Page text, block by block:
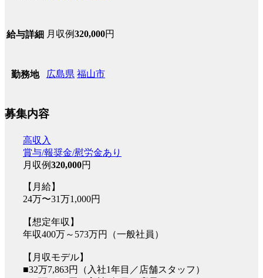
給与詳細 月収例320,000円
勤務地 広島県 福山市
募集内容
高収入
賞与/報奨金/慰労金あり
月収例320,000円
【月給】
24万〜31万1,000円
【想定年収】
年収400万～573万円（一般社員）
【月収モデル】
■32万7,863円（入社1年目／店舗スタッフ）